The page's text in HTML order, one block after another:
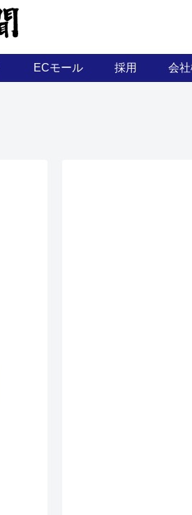
ECモール 採用 会